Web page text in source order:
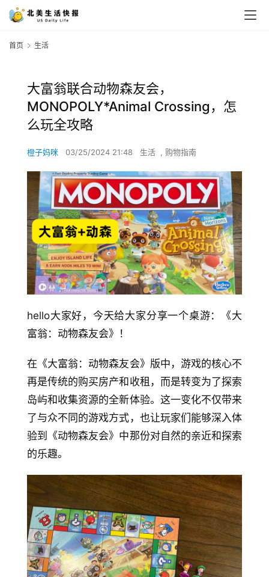
首页 生活
大富翁联合动物森友会，
MONOPOLY*Animal Crossing，怎
么玩全攻略
橙子妈咪 03/25/2024 21:48 生活 , 购物指南
hello大家好，今天给大家分享一个桌游：《大
富翁：动物森友会》！
在《大富翁：动物森友会》版中，游戏的核心不
再是传统的购买房产和收租，而是转变为了探索
岛屿和收集资源的全新体验。这一变化不仅带来
了与众不同的游戏方式，也让玩家们能够深入体
验到《动物森友会》中那份对自然的亲近和探索
的乐趣。